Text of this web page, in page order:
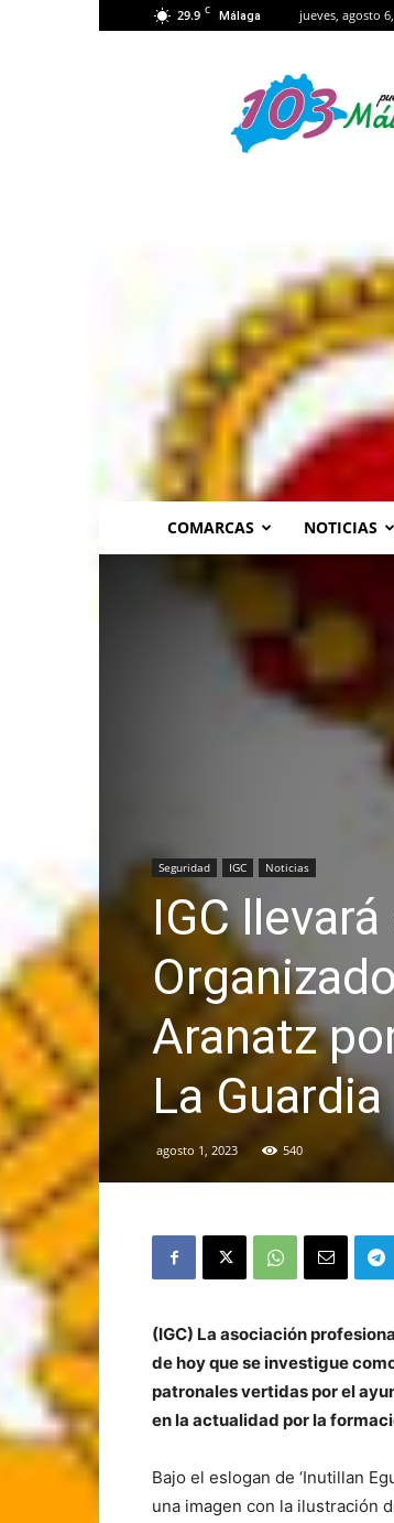
29.9 C Málaga jueves, agosto
Málaga
COMARCAS NOTICIAS
Seguridad IGC Noticias
IGC
Aranatz
La
agosto 1, 2023 540
(IGC) La asociación
de hoy que se investigue
patronales vertidas por el
en la actualidad por la
Bajo el eslogan de ‘Inutillan
una imagen con la ilustración